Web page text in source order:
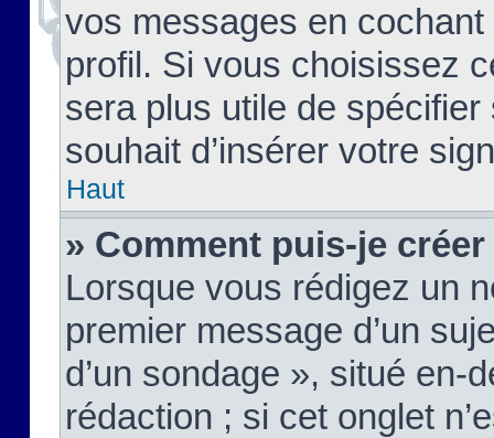
vos messages en
profil. Si vous choisissez
sera plus utile de
souhait d’insérer votre
Haut
» Comment puis-je
Lorsque vous rédigez un
premier message d’un
d’un sondage », situé en-
rédaction ; si cet onglet